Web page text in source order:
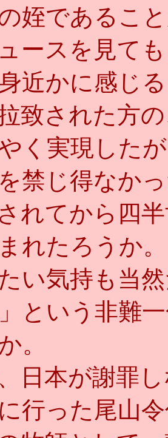
姪であるこ
ースを見て
近かに感じ
致された方
く実現した
禁じ得なか
れてから四
れたろうか
い気持も当
という非難
。
日本が謝罪
行った尾山